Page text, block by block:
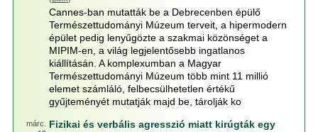
Cannes-ban mutatták be a Debrecenben épülő
Természettudományi Múzeum terveit, a hipermodern
épület pedig lenyűgözte a szakmai közönséget a
MIPIM-en, a világ legjelentősebb ingatlanos
kiállításán. A komplexumban a Magyar
Természettudományi Múzeum több mint 11 millió
elemet számláló, felbecsülhetetlen értékű
gyűjteményét mutatják majd be, tárolják ko
márc.
Fizikai és verbális agresszió miatt kirúgták egy